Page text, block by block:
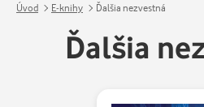
Úvod E-knihy Ďalšia nezvestná
Ďalšia